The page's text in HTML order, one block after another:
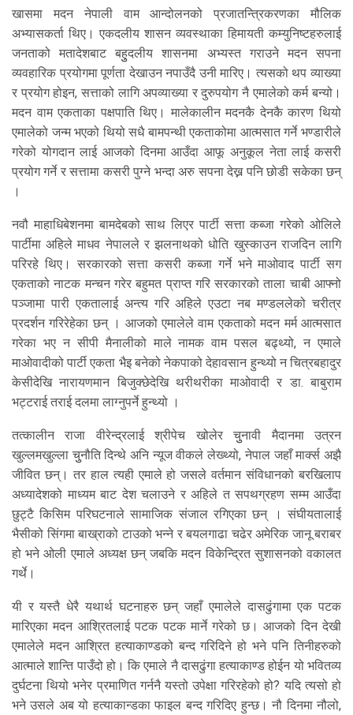
खासमा मदन नेपाली वाम आन्दोलनको प्रजातन्त्रिकरणका मौलिक
अभ्यासकर्ता थिए। एकदलीय शासन व्यवस्थाका हिमायती कम्युनिष्टहरुलाई
जनताको मतादेशबाट बहुुदलीय शासनमा अभ्यस्त गराउने मदन सपना
व्यवहारिक प्रयोगमा पूर्णता देखाउन नपाउँदै उनी मारिए। त्यसको थप व्याख्या
र प्रयोग होइन, सत्ताको लागि अपव्याख्या र दुरुपयोग नै एमालेको कर्म बन्यो।
मदन वाम एकताका पक्षपाति थिए। मालेकालीन मदनकै देनकै कारण थियो
एमालेको जन्म भएको थियो सधै बामपन्थी एकताकोमा आत्मसात गर्ने भण्डारीले
गरेको योगदान लाई आजको दिनमा आउँदा आफू अनुकूल नेता लाई कसरी
प्रयोग गर्ने र सत्तामा कसरी पुग्ने भन्दा अरु सपना देख्न पनि छोडी सकेका छन्
।
नवौ माहाधिबेशनमा बामदेबको साथ लिएर पार्टी सत्ता कब्जा गरेको ओलिले
पार्टीमा अहिले माधव नेपालले र झलनाथको धोति खुस्काउन राजदिन लागि
परिरहे थिए। सरकारको सत्ता कसरी कब्जा गर्ने भने माओवाद पार्टी सग
एकताको नाटक मन्चन गरेर बहुमत प्राप्त गरि सरकारको ताला चाबी आफ्नो
पञ्जामा पारी एकतालाई अन्त्य गरि अहिले एउटा नब मण्डललेको चरीत्र
प्रदर्शन गरिरेहेका छन् । आजको एमालेले वाम एकताको मदन मर्म आत्मसात
गरेका भए न सीपी मैनालीको माले नामक वाम पसल बढ्थ्यो, न एमाले
माओवादीको पार्टी एकता भैइ बनेको नेकपाको देहावसान हुन्थ्यो न चित्रबहादुर
केसीदेखि नारायणमान बिजुक्छेदेखि थरीथरीका माओवादी र डा. बाबुराम
भट्टराई तराई दलमा लाग्नुपर्ने हुन्थ्यो ।
तत्कालीन राजा वीरेन्द्रलाई श्रीपेच खोलेर चुुनावी मैदानमा उत्रन
खुल्लमखुल्ला चुुनौति दिन्थे अनि न्यूज वीकले लेख्थ्यो, नेपाल जहाँ मार्क्स अझै
जीवित छन्। तर हाल त्यही एमाले हो जसले वर्तमान संविधानको बरखिलाप
अध्यादेशको माध्यम बाट देश चलाउने र अहिले त सपथग्रहण सम्म आउँदा
छुट्टै किसिम परिघटनाले सामाजिक संजाल रगिएका छन् । संघीयतालाई
भैसीको सिंगमा बाख्राको टाउको भन्ने र बयलगाढा चढेर अमेरिक जानू बराबर
हो भने ओली एमाले अध्यक्ष छन् जबकि मदन विकेन्द्रित सुशासनको वकालत
गर्थे।
यी र यस्तै धेरै यथार्थ घटनाहरु छन् जहाँ एमालेले दासढुंगामा एक पटक
मारिएका मदन आश्रितलाई पटक पटक मार्ने गरेको छ। आजको दिन देखी
एमालेले मदन आश्रित हत्याकाण्डको बन्द गरिदिने हो भने पनि तिनीहरुको
आत्माले शान्ति पाउँदो हो। कि एमाले नै दासढुंगा हत्याकाण्ड होईन यो भवितव्य
दुर्घटना थियो भनेर प्रमाणित गर्ननै यस्तो उपेक्षा गरिरहेको हो? यदि त्यसो हो
भने उसले अब यो हत्याकान्डका फाइल बन्द गरिदिए हुन्छ। नौ दिनमा नौलो,